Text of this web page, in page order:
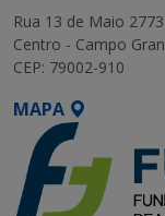
Rua 13 de Maio 2773
Centro - Campo
CEP: 79002-910
MAPA